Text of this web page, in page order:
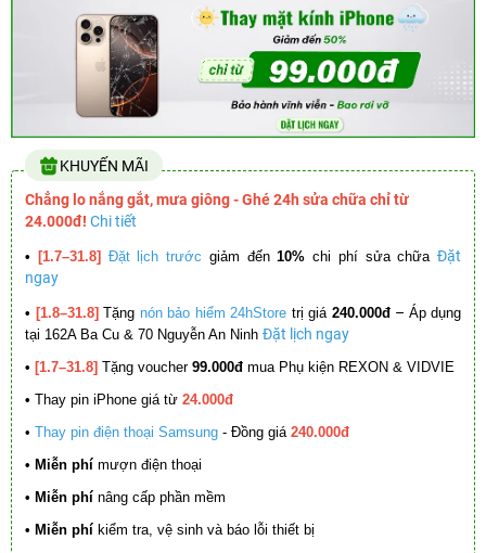
KHUYẾN MÃI
Chẳng lo nắng gắt, mưa giông - Ghé 24h sửa chữa chỉ từ
24.000đ! Chi tiết
• [1.7–31.8] Đặt lịch trước giảm đến10% chi phí sửa chữa Đặt
ngay
• [1.8–31.8] Tặng nón bảo hiểm 24hStore trị giá 240.000đ – Áp dụng
tại 162A Ba Cu & 70 Nguyễn An Ninh Đặt lịch ngay
• [1.7–31.8] Tặng voucher 99.000đ mua Phụ kiện REXON & VIDVIE
• Thay pin iPhone giá từ 24.000đ
• Thay pin điện thoại Samsung - Đồng giá 240.000đ
• Miễn phí mượn điện thoại
• Miễn phí nâng cấp phần mềm
• Miễn phí kiểm tra, vệ sinh và báo lỗi thiết bị